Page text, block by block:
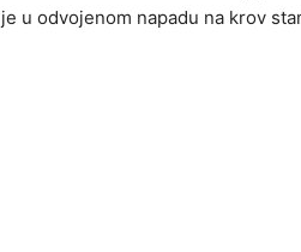
u odvojenom napadu na krov